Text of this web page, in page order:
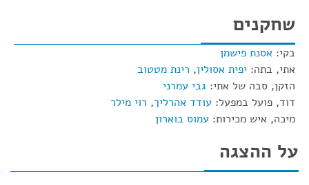
שחקנים
בקי: אסנת פישמן
אתי, בתה: יפית אסולין, רינת מטטוב
הזקן, סבה של אתי: גבי עמרני
דוד, פועל במפעל: עודד אהרליך, רוי מילר
מיכה, איש מכירות: עמוס בוארון
על ההצגה